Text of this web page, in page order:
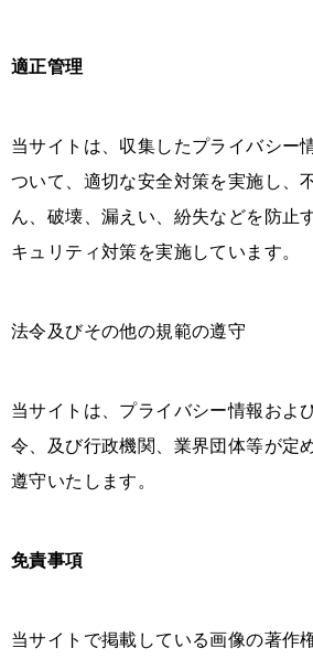
適正管理
当サイトは、収集したプライバシー
ついて、適切な安全対策を実施し、
ん、破壊、漏えい、紛失などを防止
キュリティ対策を実施しています。
法令及びその他の規範の遵守
当サイトは、プライバシー情報およ
令、及び行政機関、業界団体等が定
遵守いたします。
免責事項
当サイトで掲載している画像の著作